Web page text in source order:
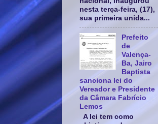
nesta terça-feira, (17),
sua primeira unida...
Prefeito
de
Valença-
Ba, Jairo
Baptista
sanciona lei do
Vereador e Presidente
da Câmara Fabrício
Lemos
A lei tem como